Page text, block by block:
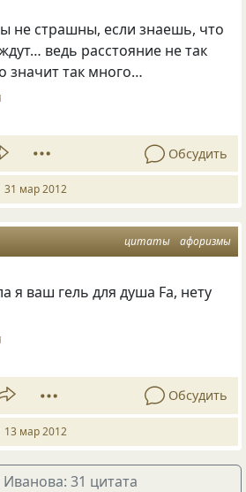
не страшны, если знаешь, что
ведь расстояние не так
значит так много…
Обсудить
31 мар 2012
цитаты афоризмы
я ваш гель для душа Fa, нету
Обсудить
13 мар 2012
Иванова: 31 цитата